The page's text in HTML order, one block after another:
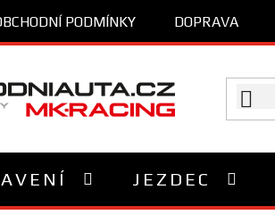
PODMÍNKY DOPRAVA
JEZDEC